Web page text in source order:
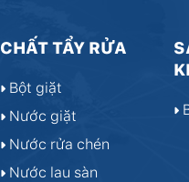
CHẤT TẨY RỬA
Bột giặt
Nước giặt
Nước rửa chén
Nước lau sàn